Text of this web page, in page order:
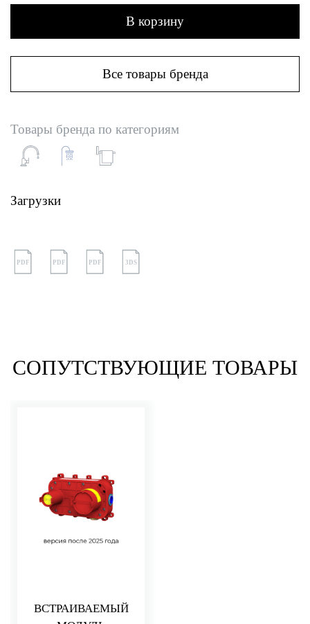
В корзину
Все товары бренда
Товары бренда по категориям
Загрузки
PDF PDF PDF 3DS
СОПУТСТВУЮЩИЕ ТОВАРЫ
ВСТРАИВАЕМЫЙ